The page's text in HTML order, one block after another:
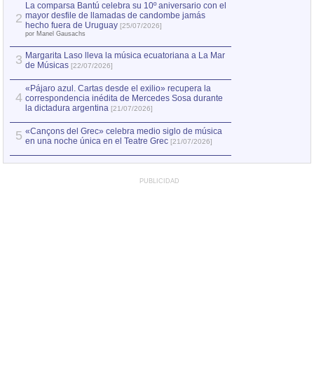
2
La comparsa Bantú celebra su 10º aniversario con el
mayor desfile de llamadas de candombe jamás
hecho fuera de Uruguay [25/07/2026]
por Manel Gausachs
3 Margarita Laso lleva la música ecuatoriana a La Mar
de Músicas [22/07/2026]
4
«Pájaro azul. Cartas desde el exilio» recupera la
correspondencia inédita de Mercedes Sosa durante
la dictadura argentina [21/07/2026]
5 «Cançons del Grec» celebra medio siglo de música
en una noche única en el Teatre Grec [21/07/2026]
PUBLICIDAD